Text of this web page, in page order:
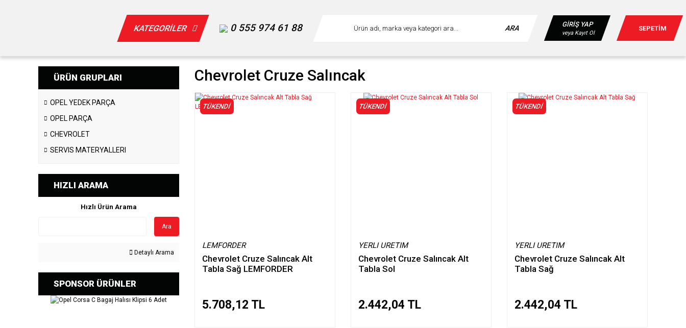
KATEGORİLER 0 555 974 61 88 ARA GİRİŞ YAP
veya Kayıt Ol
SEPETİM
ÜRÜN GRUPLARI
OPEL YEDEK PARÇA
OPEL PARÇA
CHEVROLET
SERVIS MATERYALLERI
HIZLI ARAMA
Hızlı Ürün Arama
Ara
Detaylı Arama
SPONSOR ÜRÜNLER
Chevrolet Cruze Salıncak
TÜKENDİ
LEMFORDER
Chevrolet Cruze Salıncak Alt
Tabla Sağ LEMFORDER
5.708,12 TL
TÜKENDİ
YERLI URETIM
Chevrolet Cruze Salıncak Alt
Tabla Sol
2.442,04 TL
TÜKENDİ
YERLI URETIM
Chevrolet Cruze Salıncak Alt
Tabla Sağ
2.442,04 TL